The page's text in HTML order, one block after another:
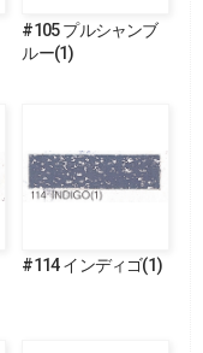
#105 プルシャンブ
ルー(1)
#114 インディゴ(1)